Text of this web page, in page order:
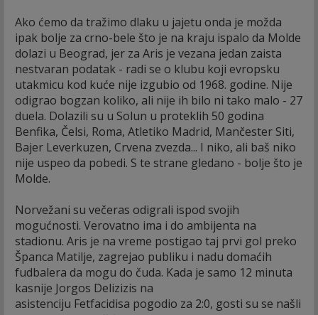
Ako ćemo da tražimo dlaku u jajetu onda je možda
ipak bolje za crno-bele što je na kraju ispalo da Molde
dolazi u Beograd, jer za Aris je vezana jedan zaista
nestvaran podatak - radi se o klubu koji evropsku
utakmicu kod kuće nije izgubio od 1968. godine. Nije
odigrao bogzan koliko, ali nije ih bilo ni tako malo - 27
duela. Dolazili su u Solun u proteklih 50 godina
Benfika, Čelsi, Roma, Atletiko Madrid, Mančester Siti,
Bajer Leverkuzen, Crvena zvezda... I niko, ali baš niko
nije uspeo da pobedi. S te strane gledano - bolje što je
Molde.
Norvežani su večeras odigrali ispod svojih
mogućnosti. Verovatno ima i do ambijenta na
stadionu. Aris je na vreme postigao taj prvi gol preko
Španca Matilje, zagrejao publiku i nadu domaćih
fudbalera da mogu do čuda. Kada je samo 12 minuta
kasnije Jorgos Delizizis na
asistenciju Fetfacidisa pogodio za 2:0, gosti su se našli